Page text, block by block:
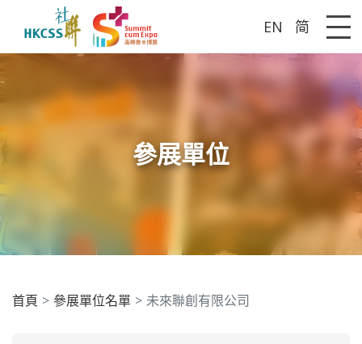
EN 简
參展單位
首頁 參展單位名單 未來聯創有限公司